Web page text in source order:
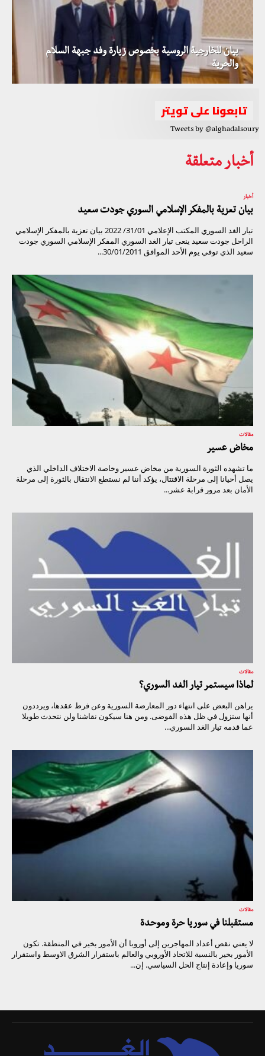
بيان للخارجية الروسية بخصوص زيارة وفد جبهة السلام
والحرية
تابعونا على تويتر
Tweets by @alghadalsoury
أخبار متعلقة
أخبار
بيان تعزية بالمفكر الإسلامي السوري جودت سعيد
تيار الغد السوري المكتب الإعلامي 31/01/ 2022 بيان تعزية بالمفكر الإسلامي
الراحل جودت سعيد ينعى تيار الغد السوري المفكر الإسلامي السوري جودت
سعيد الذي توفي يوم الأحد الموافق 30/01/2011...
مقالات
مخاض عسير
ما تشهده الثورة السورية من مخاض عسير وخاصة الاختلاف الداخلي الذي
يصل أحيانا إلى مرحلة الاقتتال، يؤكد أننا لم نستطع الانتقال بالثورة إلى مرحلة
الأمان بعد مرور قرابة عشر...
مقالات
لماذا سيستمر تيار الغد السوري؟
يراهن البعض على انتهاء دور المعارضة السورية وعن فرط عقدها، ويرددون
أنها ستزول في ظل هذه الفوضى. ومن هنا سيكون نقاشنا ولن نتحدث طويلا
عما قدمه تيار الغد السوري...
مقالات
مستقبلنا في سوريا حرة وموحدة
لا يعني نقص أعداد المهاجرين إلى أوروبا أن الأمور بخير في المنطقة. تكون
الأمور بخير بالنسبة للاتحاد الأوروبي والعالم باستقرار الشرق الاوسط واستقرار
سوريا وإعادة إنتاج الحل السياسي. إن...